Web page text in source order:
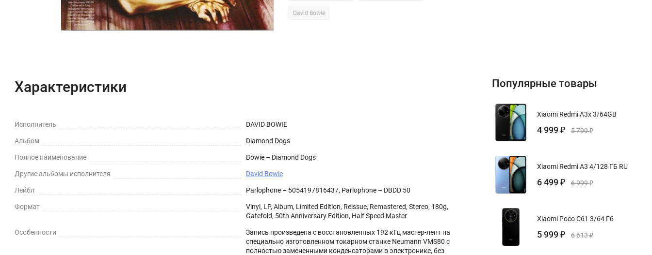
David Bowie
Характеристики
Исполнитель DAVID BOWIE
Альбом Diamond Dogs
Полное наименование Bowie – Diamond Dogs
Другие альбомы исполнителя David Bowie
Лейбл Parlophone – 5054197816437, Parlophone – DBDD 50
Формат
Vinyl, LP, Album, Limited Edition, Reissue, Remastered, Stereo, 180g,
Gatefold, 50th Anniversary Edition, Half Speed Master
Особенности
Запись произведена с восстановленных 192 кГц мастер-лент на
специально изготовленном токарном станке Neumann VMS80 с
полностью замененными конденсаторами в электронике, без
Популярные товары
Xiaomi Redmi A3x 3/64GB
4 999 ₽ 5 799₽
Xiaomi Redmi A3 4/128 ГБ RU
6 499 ₽ 6 999₽
Xiaomi Poco C61 3/64 Гб
5 999 ₽ 6 613₽